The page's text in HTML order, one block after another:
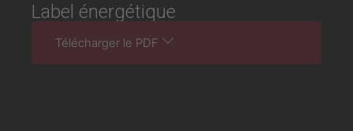
Label énergétique
Télécharger le PDF